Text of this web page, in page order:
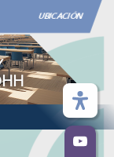
UBICACIÓN